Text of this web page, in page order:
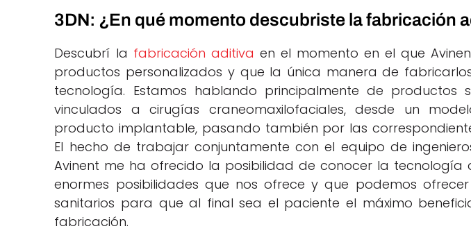
3DN: ¿En qué momento descubriste la fabricación
Descubrí la fabricación aditiva en el momento en el que
productos personalizados y que la única manera de
tecnología. Estamos hablando principalmente de productos
vinculados a cirugías craneomaxilofaciales, desde un
producto implantable, pasando también por las
El hecho de trabajar conjuntamente con el equipo de
Avinent me ha ofrecido la posibilidad de conocer la tecnología
enormes posibilidades que nos ofrece y que podemos
sanitarios para que al final sea el paciente el máximo
fabricación.